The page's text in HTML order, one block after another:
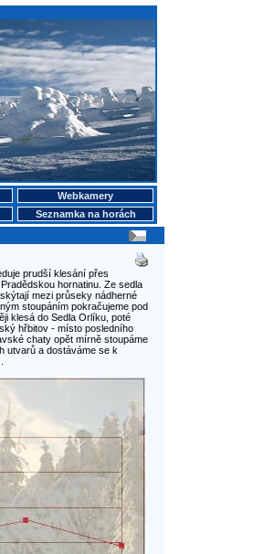
Webkamery
Seznamka na horách
prudší klesání přes
hornatinu. Ze sedla
mezi průseky nádherné
stoupáním pokračujeme pod
klesá do Sedla Orlíku, poté
hřbitov - místo posledního
chaty opět mírně stoupáme
utvarů a dostáváme se k